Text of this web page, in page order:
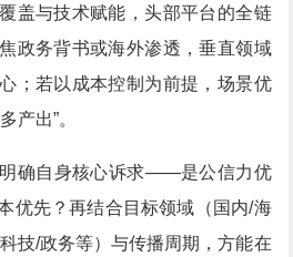
盖与技术赋能，头部平台的全链
政务背书或海外渗透，垂直领域
；若以成本控制为前提，场景优
产出”。
确自身核心诉求——是公信力优
优先？再结合目标领域（国内/海
技/政务等）与传播周期，方能在